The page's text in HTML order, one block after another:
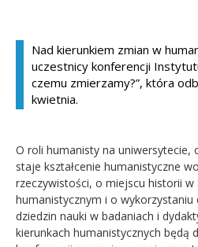
Absolwent
Nad kierunkiem zmian w
uczestnicy konferencji
czemu zmierzamy?”, która
kwietnia.
O roli humanisty na uniwersytecie,
staje kształcenie humanistyczne
rzeczywistości, o miejscu historii w
humanistycznym i o wykorzystaniu
dziedzin nauki w badaniach i
kierunkach humanistycznych będą